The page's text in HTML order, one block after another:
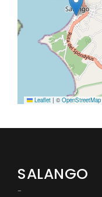
Leaflet | © OpenStreetMap
SALANGO
-